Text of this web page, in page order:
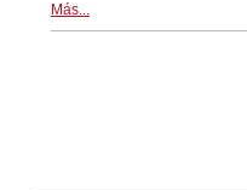
Más...